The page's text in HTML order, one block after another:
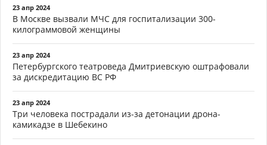
23 апр 2024
В Москве вызвали МЧС для госпитализации 300-
килограммовой женщины
23 апр 2024
Петербургского театроведа Дмитриевскую оштрафовали
за дискредитацию ВС РФ
23 апр 2024
Три человека пострадали из-за детонации дрона-
камикадзе в Шебекино